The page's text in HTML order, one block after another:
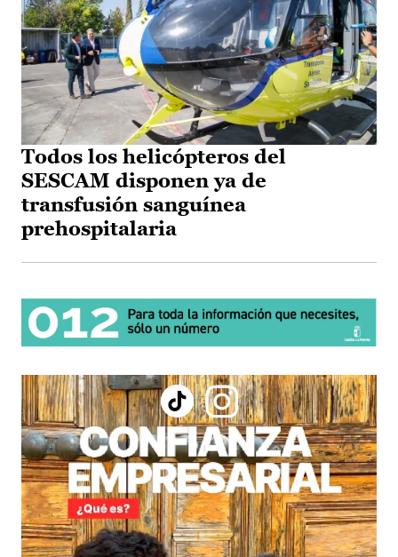
Todos los helicópteros del
SESCAM disponen ya de
transfusión sanguínea
prehospitalaria